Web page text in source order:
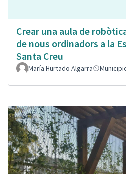
Crear una aula de
de nous ordinadors a la
Santa Creu
María Hurtado Algarra